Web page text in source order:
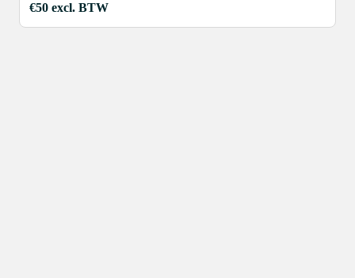
€50 excl. BTW